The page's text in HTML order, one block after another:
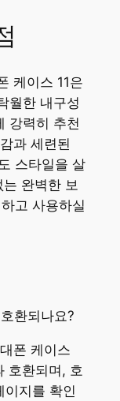
케이스 11은
월한 내구성
강력히 추천
과 세련된
스타일을 살
완벽한 보
고 사용하실
환되나요?
폰 케이스
호환되며, 호
이지를 확인